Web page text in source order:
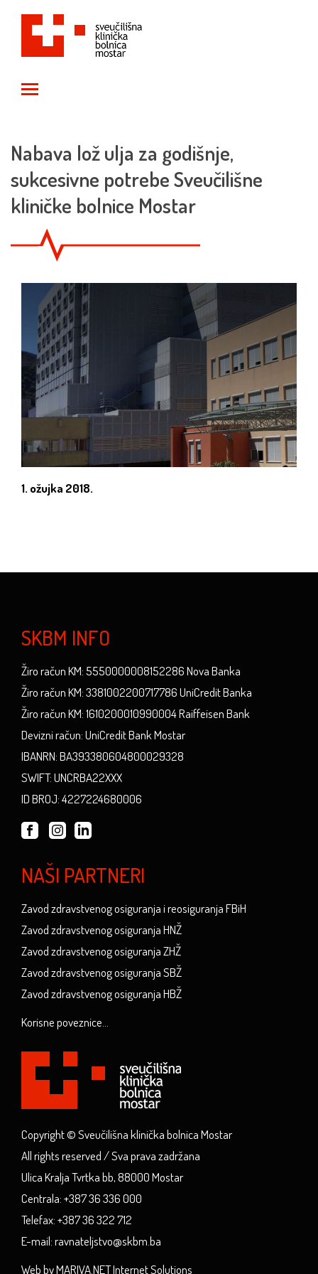
Nabava lož ulja za godišnje,
sukcesivne potrebe Sveučilišne
kliničke bolnice Mostar
1. ožujka 2018.
SKBM INFO
Žiro račun KM: 5550000008152286 Nova Banka
Žiro račun KM: 3381002200717786 UniCredit Banka
Žiro račun KM: 1610200010990004 Raiffeisen Bank
Devizni račun: UniCredit Bank Mostar
IBANRN: BA393380604800029328
SWIFT: UNCRBA22XXX
ID BROJ: 4227224680006
NAŠI PARTNERI
Zavod zdravstvenog osiguranja i reosiguranja FBiH
Zavod zdravstvenog osiguranja HNŽ
Zavod zdravstvenog osiguranja ZHŽ
Zavod zdravstvenog osiguranja SBŽ
Zavod zdravstvenog osiguranja HBŽ
Korisne poveznice...
Copyright © Sveučilišna klinička bolnica Mostar
All rights reserved / Sva prava zadržana
Ulica Kralja Tvrtka bb, 88000 Mostar
Centrala: +387 36 336 000
Telefax: +387 36 322 712
E-mail: ravnateljstvo@skbm.ba
Web by MARIVA.NET Internet Solutions